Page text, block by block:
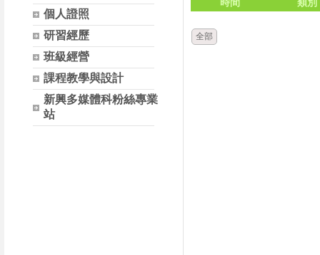
個人證照
研習經歷
班級經營
課程教學與設計
新興多媒體科粉絲專業
站
全部